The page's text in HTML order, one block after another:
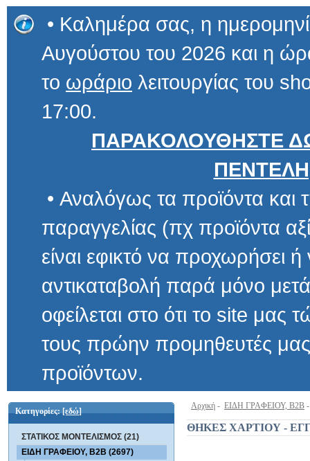
• Καλημέρα σας, η
Αυγούστου του 2026 και η
το ωράριο λειτουργίας του
17:00.
ΠΑΡΑΚΟΛΟΥΘΗΣΤΕ
• Αναλόγως τα προϊόντα και
παραγγελίας (πχ προϊόντα αξίας
είναι εφικτό να προχωρήσει ή να
αντικαταβολή παρά μόνο μετά
οφείλεται στο ότι το site μας τώρα
τους πρώην προμηθευτές μας
προϊόντων.
Κατηγορίες:[εδώ]
ΣΤΑΤΙΚΟΣ ΜΟΝΤΕΛΙΣΜΟΣ (21)
ΕΙΔΗ ΓΡΑΦΕΙΟΥ, B2B (2697)
Αρχική - ΕΙΔΗ ΓΡΑΦΕΙΟΥ, B2B
ΘΗΚΕΣ ΧΑΡΤΙΟΥ -